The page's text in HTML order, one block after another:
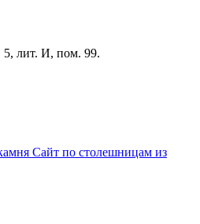
5, лит. И, пом. 99.
Сайт по столешницам из